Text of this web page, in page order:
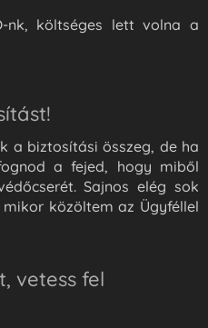
nk, költséges lett volna a
a biztosítási összeg, de ha
a fejed, hogy miből
Sajnos elég sok
közöltem az Ügyféllel
vetess fel